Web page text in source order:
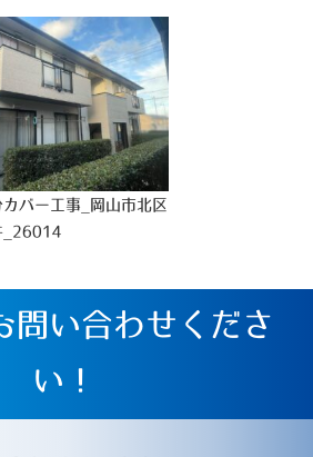
バー工事_岡山市北区
_26014
問い合わせくださ
い！